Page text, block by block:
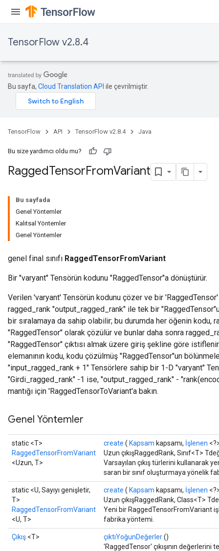
TensorFlow v2.8.4
Bu sayfa, Cloud Translation API ile çevrilmiştir.
TensorFlow API TensorFlow v2.8.4 Java
Bu size yardımcı oldu mu?
RaggedTensorFromVariant
Bu sayfada
Genel Yöntemler
Kalıtsal Yöntemler
Genel Yöntemler
genel final sınıfı RaggedTensorFromVariant
Bir "varyant" Tensörün kodunu "RaggedTensor"a dönüştürür.
Verilen 'varyant' Tensörün kodunu çözer ve bir
ragged_rank "output_ragged_rank" ile tek bir
bir sıralamaya da sahip olabilir; bu durumda her öğenin kodu,
"RaggedTensor" olarak çözülür ve bunlar daha sonra
"RaggedTensor" çıktısı almak üzere giriş şekline göre
elemanının kodu, kodu çözülmüş "RaggedTensor"un
"input_ragged_rank + 1" Tensörlere sahip bir 1-D "varyant"
"Girdi_ragged_rank" -1 ise, "output_ragged_rank" -
mantığı için 'RaggedTensorToVariant'a bakın.
Genel Yöntemler
static <T>
RaggedTensorFromVariant
<Uzun, T>
create ( Kapsam kapsamı, İşlenen
Uzun çıkışRaggedRank, Sınıf<T>
Varsayılan çıkış türlerini kullanarak
saran bir sınıf oluşturmaya yönelik
static <U, Sayıyı genişletir,
T>
RaggedTensorFromVariant
<U, T>
create ( Kapsam kapsamı, İşlenen
Uzun çıkışRaggedRank, Class<T>
Yeni bir RaggedTensorFromVariant
fabrika yöntemi.
Çıkış <T> çıktıYoğunDeğerler()
'RaggedTensor' çıkışının değerlerini